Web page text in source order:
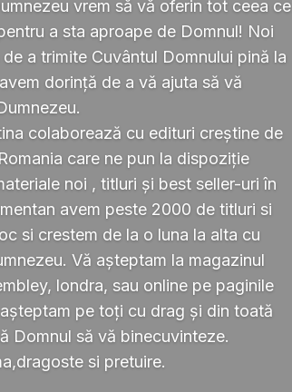
vrem să vă oferin tot ceea ce
a sta aproape de Domnul! Noi
a trimite Cuvântul Domnului pină la
dorință de a vă ajuta să vă
colaborează cu edituri creștine de
care ne pun la dispoziție
noi , titluri și best seller-uri în
avem peste 2000 de titluri si
si crestem de la o luna la alta cu
Vă așteptam la magazinul
londra, sau online pe paginile
pe toți cu drag și din toată
Domnul să vă binecuvinteze.
si pretuire.